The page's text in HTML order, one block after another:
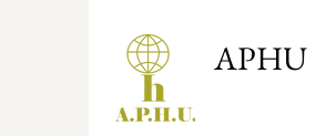
APHU